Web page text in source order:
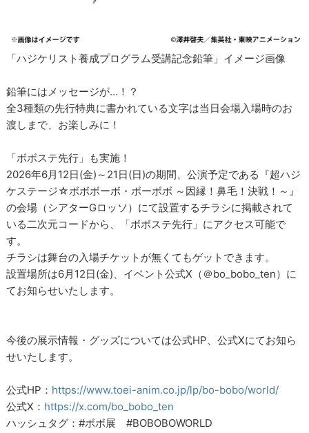
「ハジケリスト養成プログラム受講記念鉛筆」イメージ画像
鉛筆にはメッセージが…！？
全3種類の先行特典に書かれている文字は当日会場入場時のお
渡しまで、お楽しみに！
「ボボステ先行」も実施！
2026年6月12日(金)～21日(日)の期間、公演予定である『超ハジ
ケステージ☆ボボボーボ・ボーボボ ～因縁！鼻毛！決戦！～』
の会場（シアターGロッソ）にて設置するチラシに掲載されて
いる二次元コードから、「ボボステ先行」にアクセス可能で
す。
チラシは舞台の入場チケットが無くてもゲットできます。
設置場所は6月12日(金)、イベント公式X（＠bo_bobo_ten）に
てお知らせいたします。
今後の展示情報・グッズについては公式HP、公式Xにてお知ら
せいたします。
公式HP： https://www.toei-anim.co.jp/lp/bo-bobo/world/
公式X： https://x.com/bo_bobo_ten
ハッシュタグ：#ボボ展 #BOBOBOWORLD